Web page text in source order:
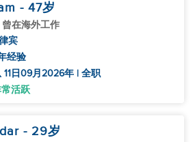
- 47岁
曾在海外工作
宾
经验
11日09月2026年 | 全职
活跃
- 29岁